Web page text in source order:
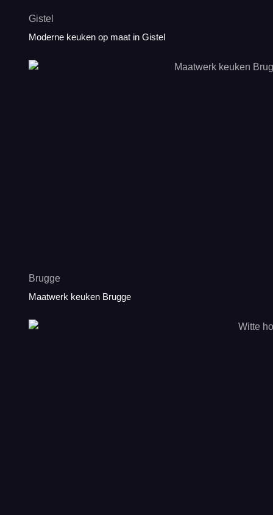
Gistel
Moderne keuken op maat in Gistel
Brugge
Maatwerk keuken Brugge